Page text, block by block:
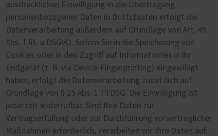
ausdrücklichen Einwilligung in die Übertragung
personenbezogener Daten in Drittstaaten erfolgt die
Datenverarbeitung außerdem auf Grundlage von Art. 49
Abs. 1 lit. a DSGVO. Sofern Sie in die Speicherung von
Cookies oder in den Zugriff auf Informationen in Ihr
Endgerät (z. B. via Device-Fingerprinting) eingewilligt
haben, erfolgt die Datenverarbeitung zusätzlich auf
Grundlage von § 25 Abs. 1 TTDSG. Die Einwilligung ist
jederzeit widerrufbar. Sind Ihre Daten zur
Vertragserfüllung oder zur Durchführung vorvertraglicher
Maßnahmen erforderlich, verarbeiten wir Ihre Daten auf